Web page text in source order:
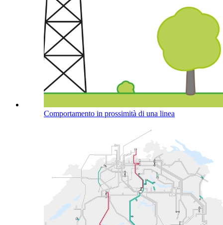
Comportamento in prossimità di una linea